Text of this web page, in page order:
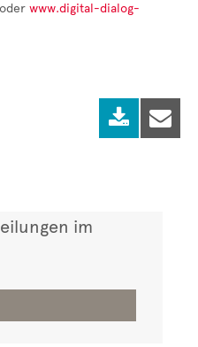
oder www.digital-dialog-


im